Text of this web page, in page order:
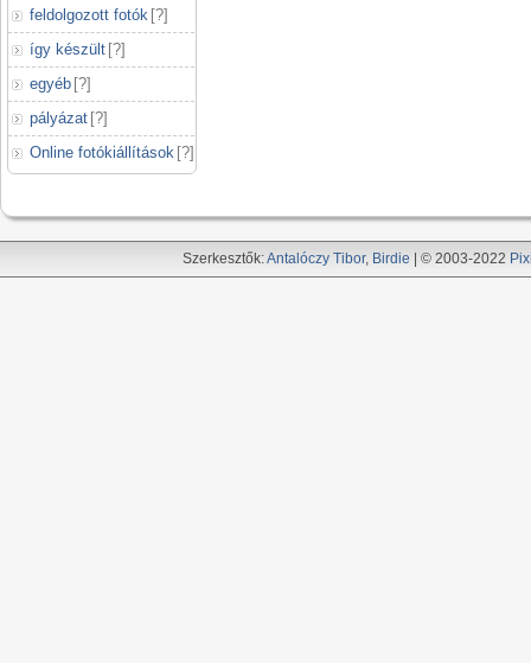
feldolgozott fotók [?]
így készült [?]
egyéb [?]
pályázat [?]
Online fotókiállítások [?]
Szerkesztők:Antalóczy Tibor, Birdie | © 2003-2022